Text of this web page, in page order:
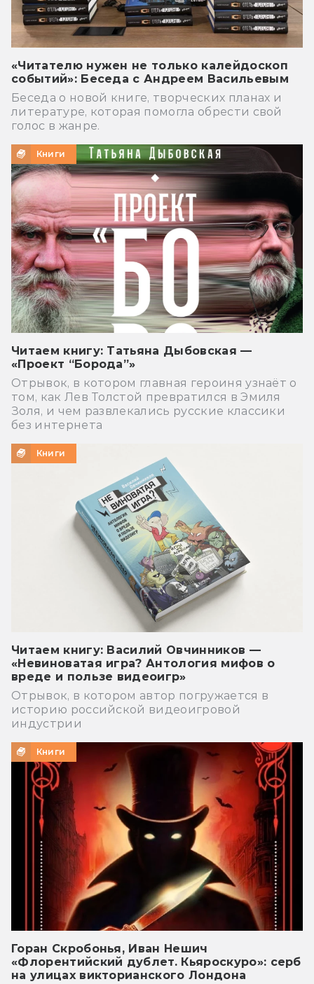
«Читателю нужен не только калейдоскоп
событий»: Беседа с Андреем Васильевым
Беседа о новой книге, творческих планах и
литературе, которая помогла обрести свой
голос в жанре.
Книги
Читаем книгу: Татьяна Дыбовская —
«Проект “Борода”»
Отрывок, в котором главная героиня узнаёт о
том, как Лев Толстой превратился в Эмиля
Золя, и чем развлекались русские классики
без интернета
Книги
Читаем книгу: Василий Овчинников —
«Невиноватая игра? Антология мифов о
вреде и пользе видеоигр»
Отрывок, в котором автор погружается в
историю российской видеоигровой
индустрии
Книги
Горан Скробонья, Иван Нешич
«Флорентийский дублет. Кьяроскуро»: серб
на улицах викторианского Лондона